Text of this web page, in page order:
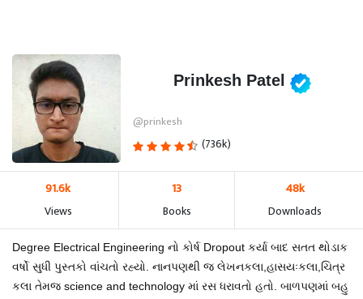
Prinkesh Patel
@prinkesh
(736k)
91.6k
Views
13
Books
48k
Downloads
Degree Electrical Engineering નો કોર્ષ Dropout કર્યા બાદ સતત થોડાક
વર્ષો સુધી પુસ્તકો વાંચતો રહ્યો. નાનપણથી જ લેખનકલા,હાસયઃકલા,ચિત્ર
કલા તેમજ science and technology માં રસ ધરાવતો હતો. બાળપણમાં બહુ